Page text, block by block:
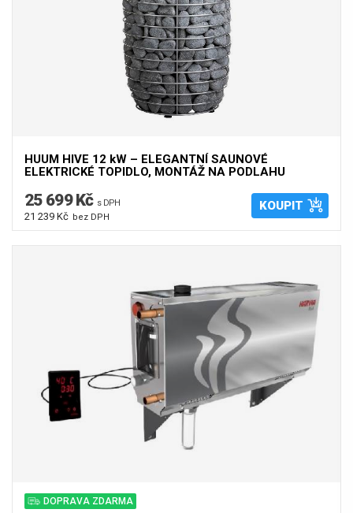
HUUM HIVE 12 kW – ELEGANTNÍ SAUNOVÉ
ELEKTRICKÉ TOPIDLO, MONTÁŽ NA PODLAHU
25 699 Kč s DPH
21 239 Kč bez DPH
KOUPIT
DOPRAVA ZDARMA